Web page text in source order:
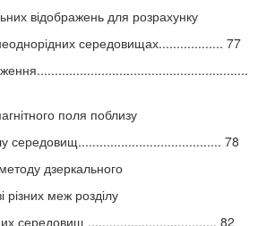
відображень для розрахунку
середовищах.................. 77
поля поблизу
середовищ........................................ 78
дзеркального
різних меж розділу
середовищ .................................... 82